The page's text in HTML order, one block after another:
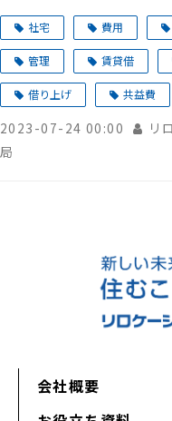
社宅 費用
管理 賃貸借
借り上げ 共益費
2023-07-24 00:00
リ
局
会社概要